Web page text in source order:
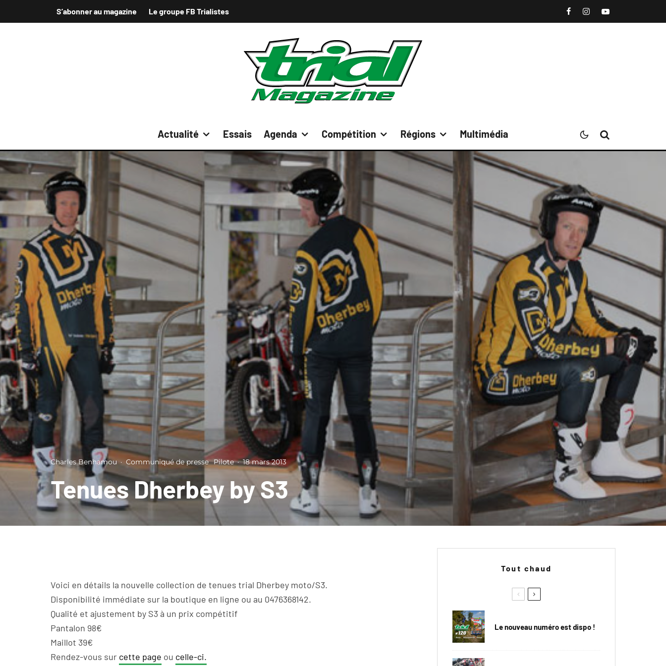
S’abonner au magazine Le groupe FB Trialistes
Actualité Essais Agenda Compétition Régions Multimédia
Charles Benhamou · Communiqué de presse Pilote · 18 mars 2013
Tenues Dherbey by S3
Voici en détails la nouvelle collection de tenues trial Dherbey moto/S3.
Disponibilité immédiate sur la boutique en ligne ou au 0476368142.
Qualité et ajustement by S3 à un prix compétitif
Pantalon 98€
Maillot 39€
Rendez-vous sur cette page ou celle-ci.
Tout chaud
Le nouveau numéro est dispo !